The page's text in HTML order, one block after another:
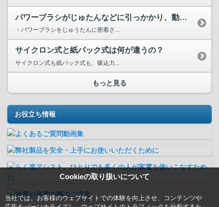
Cookieの取り扱いについて
当社では、お客様のウェブサイトでの体験を向上させ、コンテンツや
パワーブラシがじゅたんなどに引っかかり、動かしにくい、また...
・パワーブラシをじゅうたんに密着さ...
サイクロン式と紙パック式は何が違うの？
サイクロン式も紙パック式も、吸込力...
もっと見る
お役立ち情報